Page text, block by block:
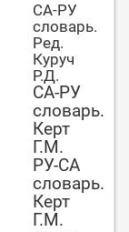
СА-РУ
словарь.
Ред.
Куруч
Р.Д.
СА-РУ
словарь.
Керт
Г.М.
РУ-СА
словарь.
Керт
Г.М.